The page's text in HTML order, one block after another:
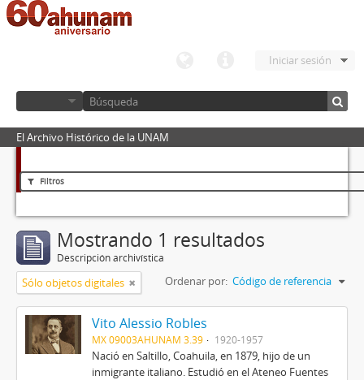
Iniciar sesión
El Archivo Histórico de la UNAM
Filtros
Mostrando 1 resultados
Descripción archivística
Sólo objetos digitales Ordenar por: Código de referencia
Vito Alessio Robles
MX 09003AHUNAM 3.39 1920-1957
Nació en Saltillo, Coahuila, en 1879, hijo de un
inmigrante italiano. Estudió en el Ateneo Fuentes